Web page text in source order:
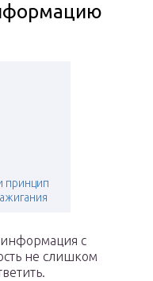
принцип
информация с
не слишком